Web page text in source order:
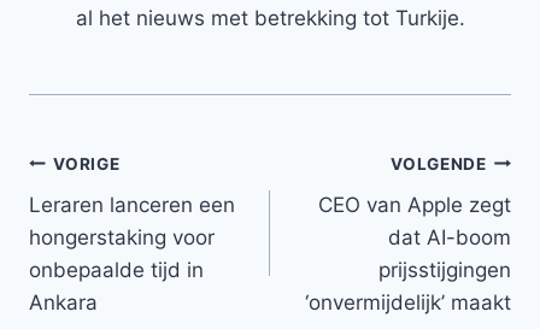
al het nieuws met betrekking tot Turkije.
Bericht
navigatie
VORIGE
Leraren lanceren een
hongerstaking voor
onbepaalde tijd in
Ankara
VOLGENDE
CEO van Apple zegt
dat AI-boom
prijsstijgingen
‘onvermijdelijk’ maakt